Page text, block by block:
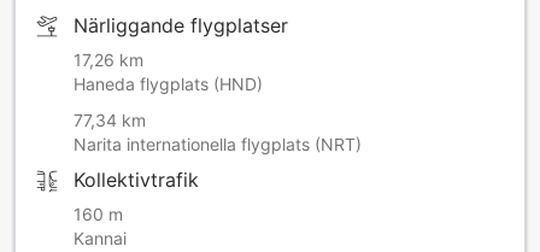
Närliggande flygplatser
17,26 km
Haneda flygplats (HND)
77,34 km
Narita internationella flygplats (NRT)
Kollektivtrafik
160 m
Kannai